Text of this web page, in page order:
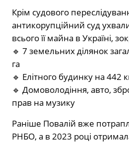
Крім судового
антикорупційний суд
всього її майна в Україні,
🔹 7 земельних ділянок
га
🔹 Елітного будинку на 442
🔹 Домоволодіння, авто,
прав на музику
Раніше Повалій вже
РНБО, а в 2023 році